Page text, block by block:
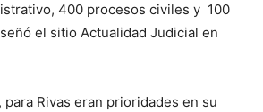
400 procesos civiles y 100
el sitio Actualidad Judicial en
para Rivas eran prioridades en su